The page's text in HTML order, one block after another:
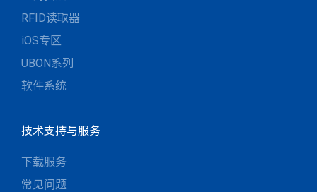
RFID读取器
iOS专区
UBON系列
软件系统
技术支持与服务
下载服务
常见问题